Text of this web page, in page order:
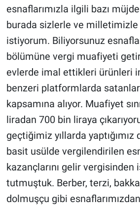
esnaflarımızla ilgili bazı
burada sizlerle ve
istiyorum. Biliyorsunuz
bölümüne vergi muafiyeti
evlerde imal ettikleri ürünleri
benzeri platformlarda
kapsamına alıyor. Muafiyet
liradan 700 bin liraya
geçtiğimiz yıllarda
basit usülde vergilendirilen
kazançlarını gelir vergisinden
tutmuştuk. Berber, terzi,
dolmuşçu gibi